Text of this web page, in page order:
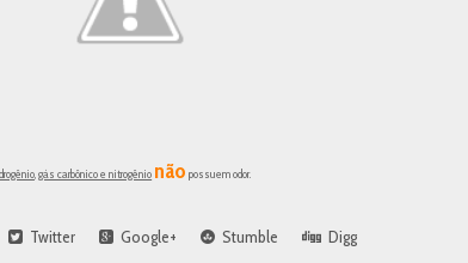
gás carbônico e nitrogênio não possuem odor.
Twitter Google+ Stumble Digg